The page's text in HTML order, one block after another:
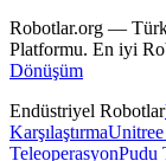
Robotlar.org —
Platformu. En iyi
Dönüşüm
Endüstriyel Robotlar
Karşılaştırma
TeleoperasyonPudu